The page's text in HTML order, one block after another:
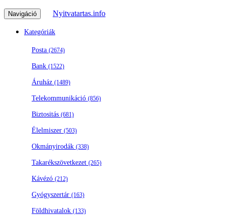
Navigáció Nyitvatartas.info
Kategóriák
Posta (2674)
Bank (1522)
Áruház (1489)
Telekommunikáció (856)
Biztositás (681)
Élelmiszer (503)
Okmányirodák (338)
Takarékszövetkezet (265)
Kávézó (212)
Gyógyszertár (163)
Földhivatalok (133)